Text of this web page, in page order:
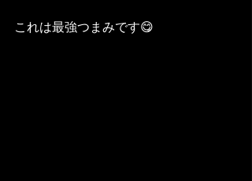
これは最強つまみです😋